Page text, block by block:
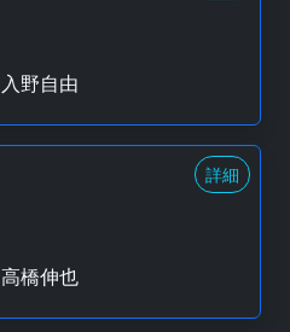
入野自由
詳細
高橋伸也